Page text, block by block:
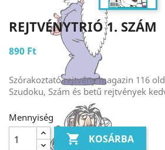
REJTVÉNYTRIÓ 1. SZÁM
890 Ft
Szórakoztató rejtvény magazin 116
Szudoku, Szám és betű rejtvények
Mennyiség
 KOSÁRBA